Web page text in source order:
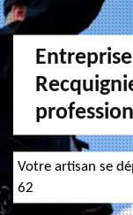
Votre artisan se
62